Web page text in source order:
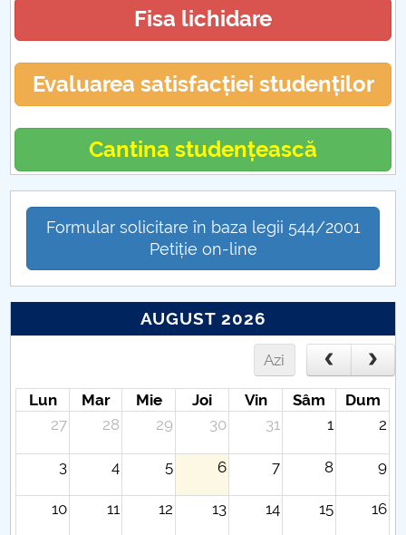
Fisa lichidare
Evaluarea satisfacției studenților
Cantina studențească
Formular solicitare în baza legii 544/2001
Petiție on-line
AUGUST 2026
Azi
Lun Mar Mie Joi Vin Sâm
Dum
27
28 29 30 31 1 2
3 4 5 6 7 8 9
10 11 12 13 14 15 16